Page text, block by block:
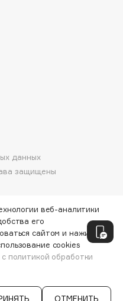
защищены
данных
веб-аналитики
его
сайтом и нажимая
cookies
с политикой обработки
ОТМЕНИТЬ